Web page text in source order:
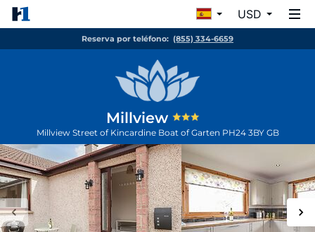
USD
Reserva por teléfono: (855) 334-6659
Millview
Millview Street of Kincardine Boat of Garten PH24 3BY GB